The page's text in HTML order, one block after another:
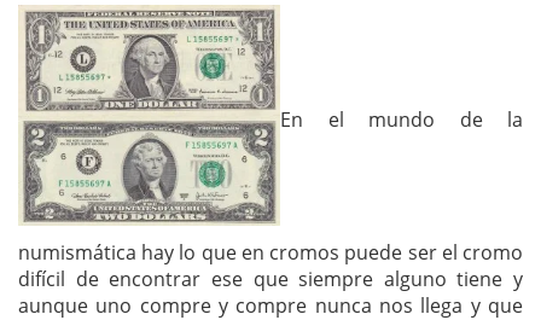
En el mundo de la
numismática hay lo que en cromos puede ser el cromo
difícil de encontrar ese que siempre alguno tiene y
aunque uno compre y compre nunca nos llega y que